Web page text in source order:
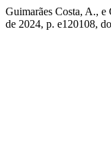
Guimarães Costa, A., e
de 2024, p. e120108,